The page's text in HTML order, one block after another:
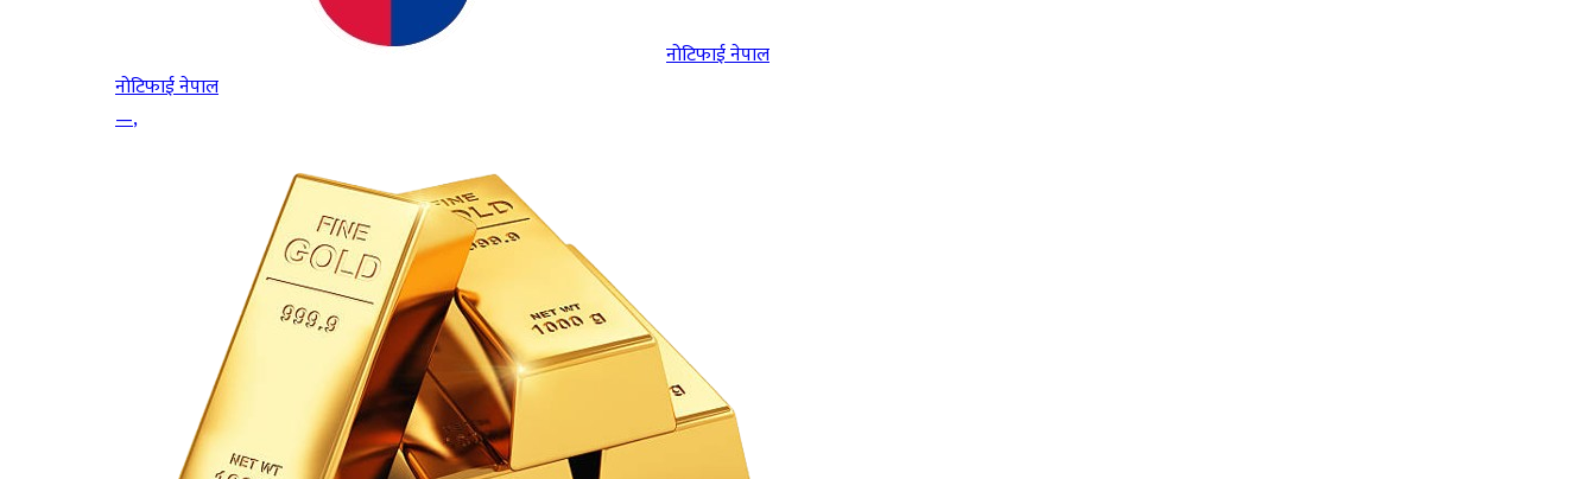
नोटिफाई नेपाल
नोटिफाई नेपाल
—,